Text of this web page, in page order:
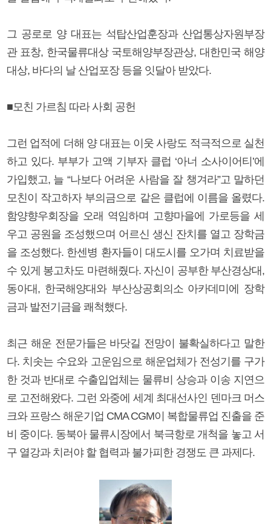
그 공로로 양 대표는 석탑산업훈장과 산업통상자원부장
관 표창, 한국물류대상 국토해양부장관상, 대한민국 해양
대상, 바다의 날 산업포장 등을 잇달아 받았다.
■모친 가르침 따라 사회 공헌
그런 업적에 더해 양 대표는 이웃 사랑도 적극적으로 실천
하고 있다. 부부가 고액 기부자 클럽 ‘아너 소사이어티’에
가입했고, 늘 “나보다 어려운 사람을 잘 챙겨라”고 말하던
모친이 작고하자 부의금으로 같은 클럽에 이름을 올렸다.
함양향우회장을 오래 역임하며 고향마을에 가로등을 세
우고 공원을 조성했으며 어르신 생신 잔치를 열고 장학금
을 조성했다. 한센병 환자들이 대도시를 오가며 치료받을
수 있게 봉고차도 마련해줬다. 자신이 공부한 부산경상대,
동아대, 한국해양대와 부산상공회의소 아카데미에 장학
금과 발전기금을 쾌척했다.
최근 해운 전문가들은 바닷길 전망이 불확실하다고 말한
다. 치솟는 수요와 고운임으로 해운업체가 전성기를 구가
한 것과 반대로 수출입업체는 물류비 상승과 이송 지연으
로 고전해왔다. 그런 와중에 세계 최대선사인 덴마크 머스
크와 프랑스 해운기업 CMA CGM이 복합물류업 진출을 준
비 중이다. 동북아 물류시장에서 북극항로 개척을 놓고 서
구 열강과 치러야 할 협력과 불가피한 경쟁도 큰 과제다.